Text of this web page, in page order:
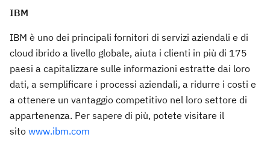
IBM
IBM è uno dei principali fornitori di servizi aziendali e di
cloud ibrido a livello globale, aiuta i clienti in più di 175
paesi a capitalizzare sulle informazioni estratte dai loro
dati, a semplificare i processi aziendali, a ridurre i costi e
a ottenere un vantaggio competitivo nel loro settore di
appartenenza. Per sapere di più, potete visitare il
sito www.ibm.com